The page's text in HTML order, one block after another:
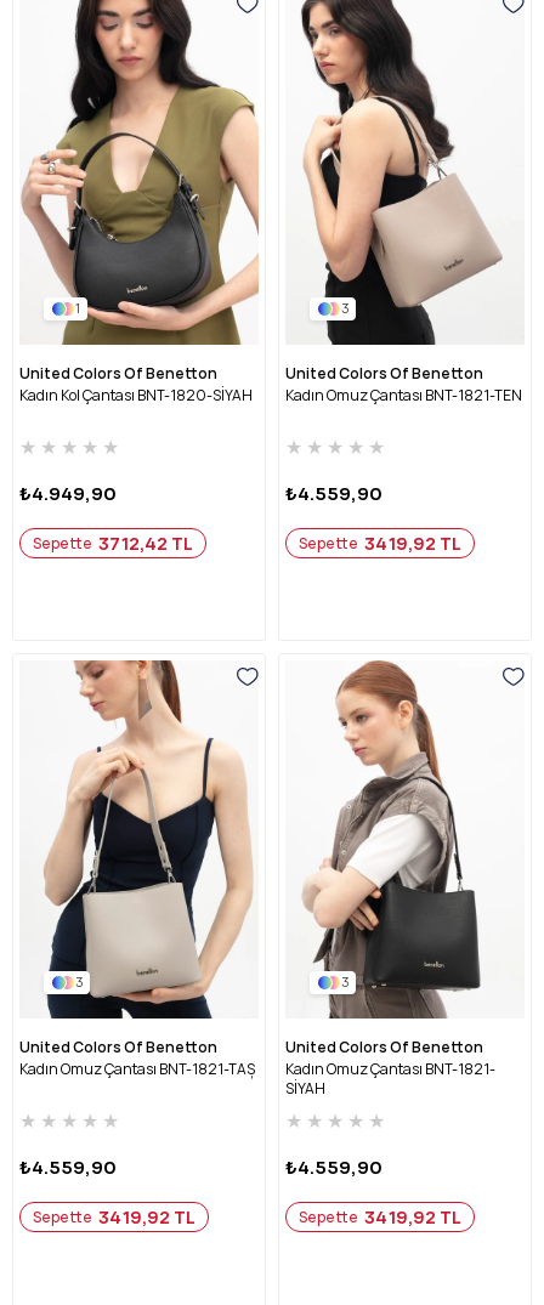
1
United Colors Of Benetton
Kadın Kol Çantası BNT-1820-SİYAH
★ ★ ★ ★ ★
₺4.949,90
Sepette 3712,42 TL
3
United Colors Of Benetton
Kadın Omuz Çantası BNT-1821-TEN
★ ★ ★ ★ ★
₺4.559,90
Sepette 3419,92 TL
3
United Colors Of Benetton
Kadın Omuz Çantası BNT-1821-TAŞ
★ ★ ★ ★ ★
₺4.559,90
Sepette 3419,92 TL
3
United Colors Of Benetton
Kadın Omuz Çantası BNT-1821-
SİYAH
★ ★ ★ ★ ★
₺4.559,90
Sepette 3419,92 TL